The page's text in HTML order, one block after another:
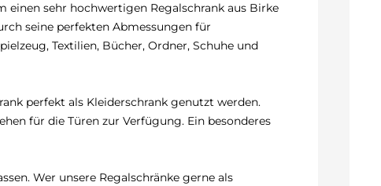
sehr hochwertigen Regalschrank aus Birke
seine perfekten Abmessungen für
Textilien, Bücher, Ordner, Schuhe und
perfekt als Kleiderschrank genutzt werden.
für die Türen zur Verfügung. Ein besonderes
Wer unsere Regalschränke gerne als